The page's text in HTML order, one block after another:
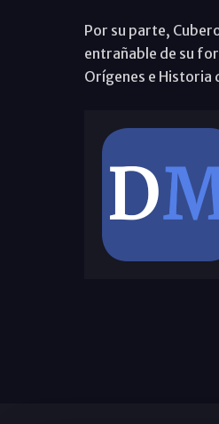
Por su parte,
entrañable de su
Orígenes e Historia